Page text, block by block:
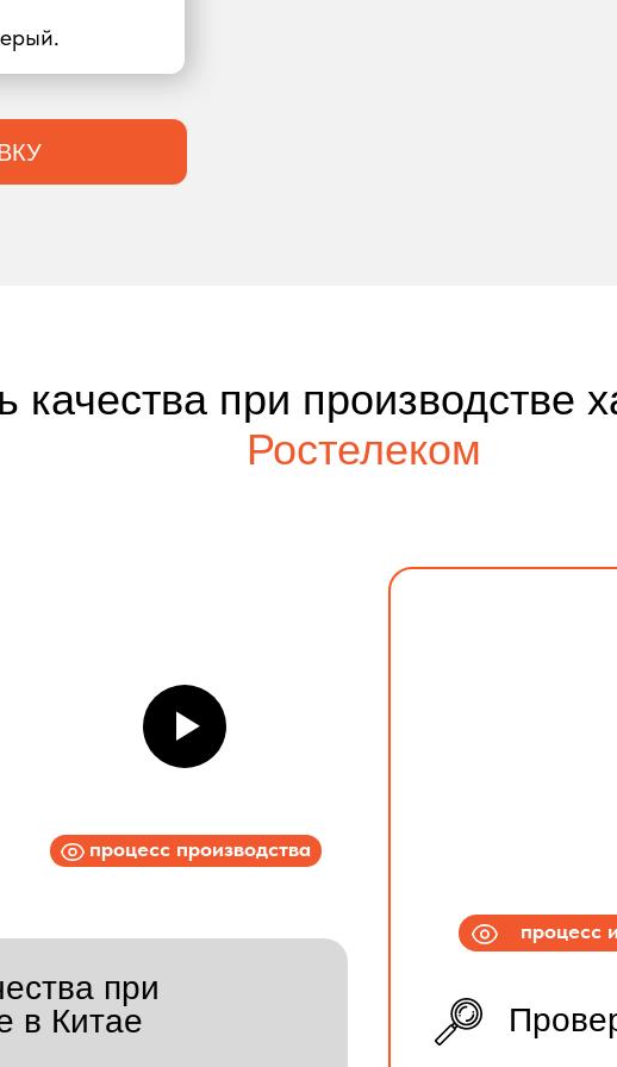
качества при производстве
Ростелеком
при
в Китае
процесс производства
процесс